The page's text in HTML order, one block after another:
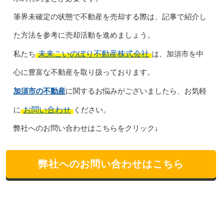
筆界未確定の状態で不動産を売却する際は、記事で紹介し
た方法を参考に売却活動を進めましょう。
私たち 未来こいのぼり不動産株式会社 は、加須市を中
心に豊富な不動産を取り扱っております。
加須市の不動産に関するお悩みがございましたら、お気軽
に お問い合わせ ください。
弊社へのお問い合わせはこちらをクリック↓
弊社へのお問い合わせはこちら